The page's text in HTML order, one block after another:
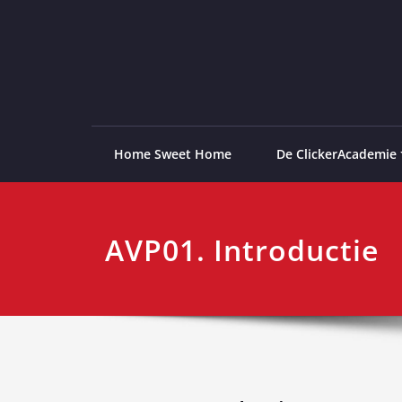
Home Sweet Home De ClickerAcademie
AVP01. Introductie